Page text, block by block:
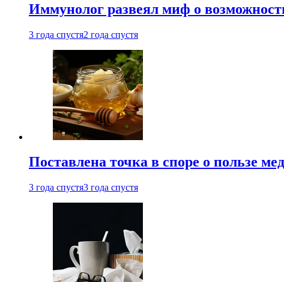
Иммунолог развеял миф о
3 года спустя2 года спустя
Поставлена точка в споре о пользе
3 года спустя3 года спустя